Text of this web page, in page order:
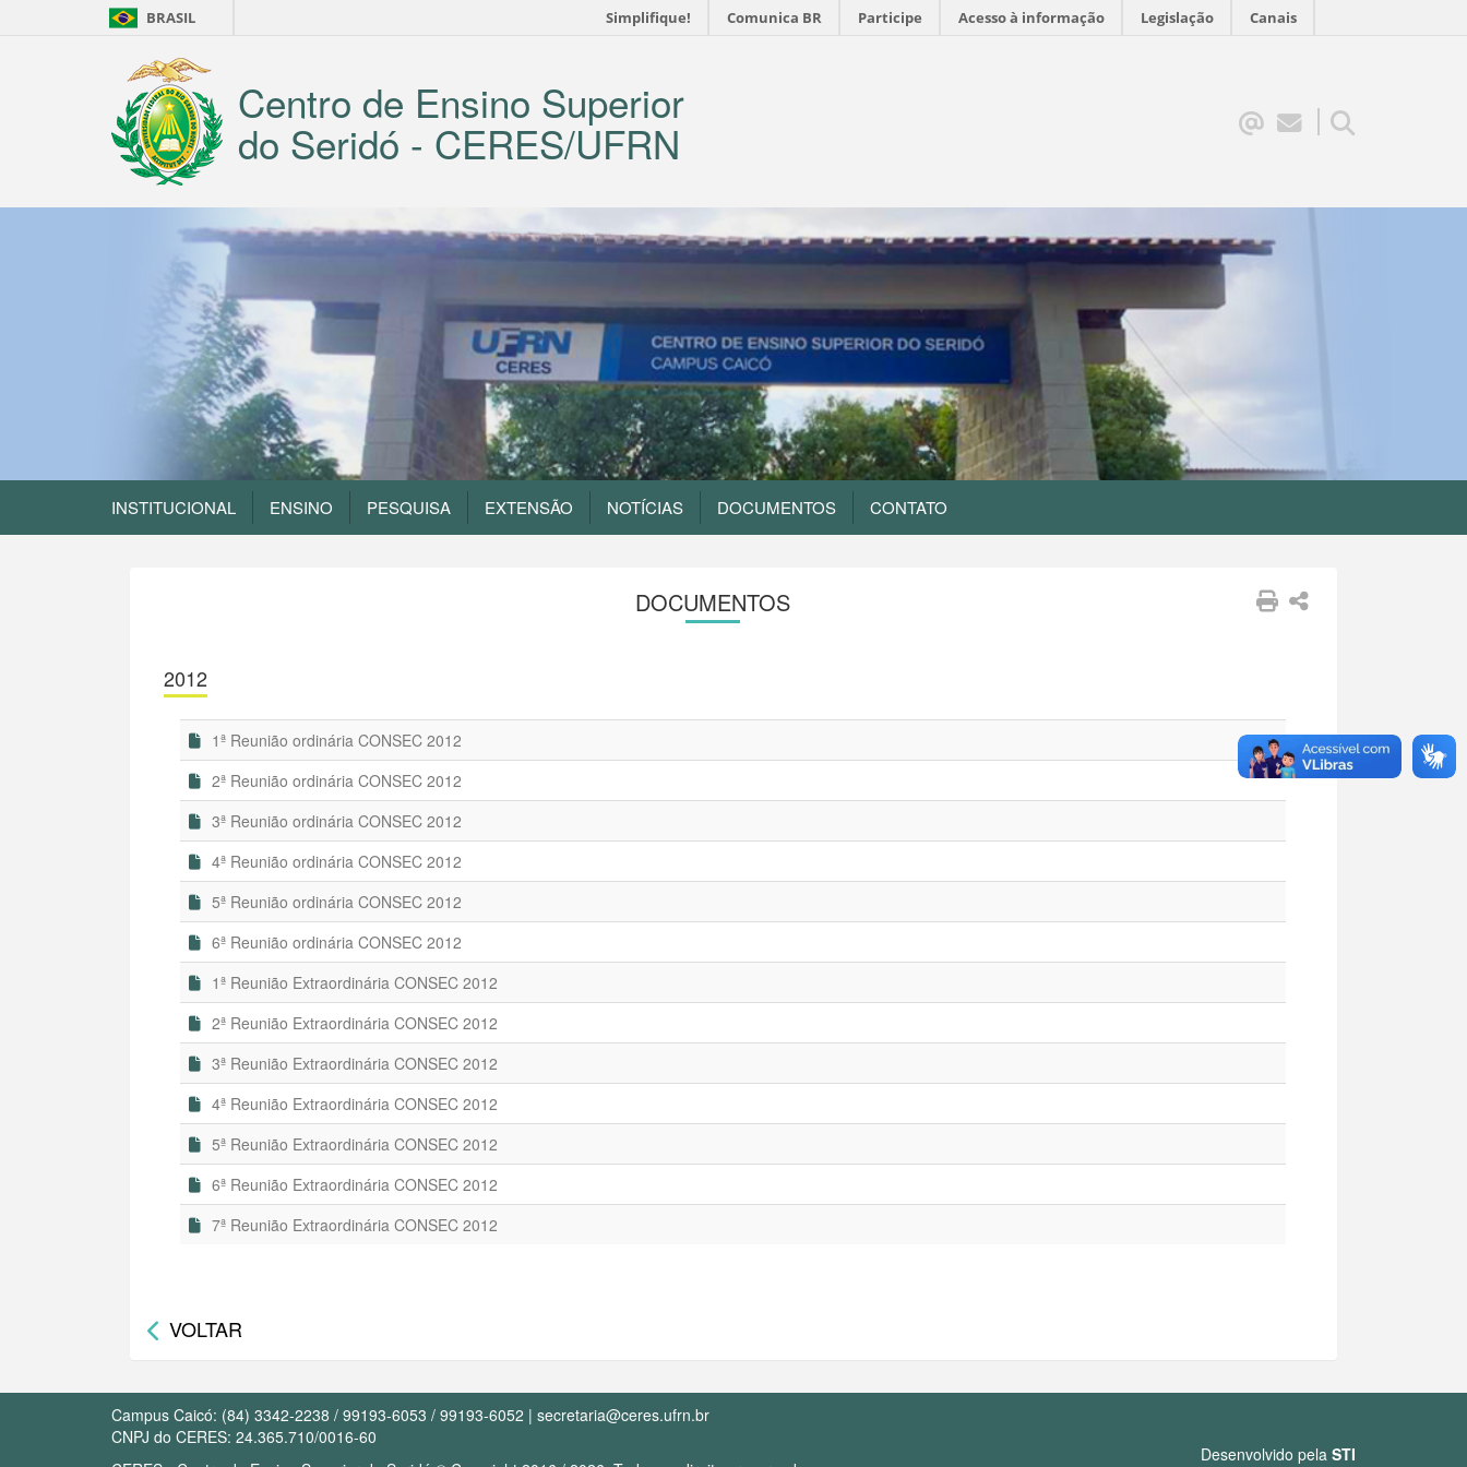
BRASIL Simplifique! Comunica BR Participe Acesso à informação Legislação Canais
Centro de Ensino Superior
do Seridó - CERES/UFRN
INSTITUCIONAL ENSINO PESQUISA EXTENSÃO NOTÍCIAS DOCUMENTOS CONTATO
DOCUMENTOS
2012
1ª Reunião ordinária CONSEC 2012
2ª Reunião ordinária CONSEC 2012
3ª Reunião ordinária CONSEC 2012
4ª Reunião ordinária CONSEC 2012
5ª Reunião ordinária CONSEC 2012
6ª Reunião ordinária CONSEC 2012
1ª Reunião Extraordinária CONSEC 2012
2ª Reunião Extraordinária CONSEC 2012
3ª Reunião Extraordinária CONSEC 2012
4ª Reunião Extraordinária CONSEC 2012
5ª Reunião Extraordinária CONSEC 2012
6ª Reunião Extraordinária CONSEC 2012
7ª Reunião Extraordinária CONSEC 2012
VOLTAR
Campus Caicó: (84) 3342-2238 / 99193-6053 / 99193-6052 | secretaria@ceres.ufrn.br
CNPJ do CERES: 24.365.710/0016-60
Desenvolvido pela STI